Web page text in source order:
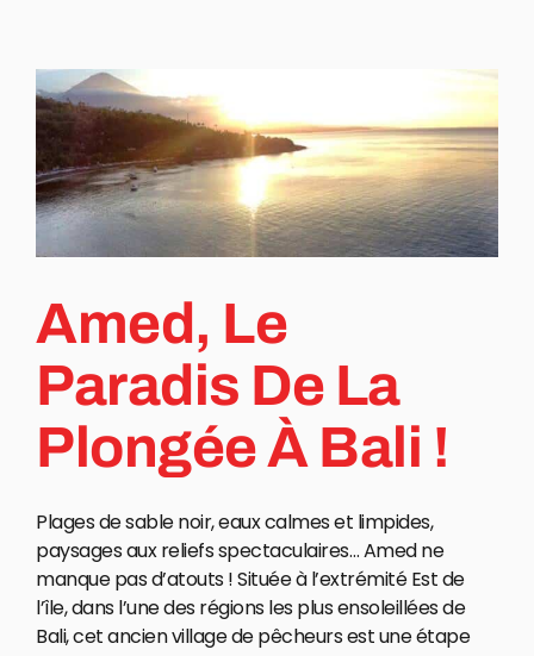
Amed, Le
Paradis De La
Plongée À Bali !
Plages de sable noir, eaux calmes et limpides,
paysages aux reliefs spectaculaires… Amed ne
manque pas d’atouts ! Située à l’extrémité Est de
l’île, dans l’une des régions les plus ensoleillées de
Bali, cet ancien village de pêcheurs est une étape